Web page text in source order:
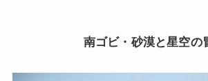
南ゴビ・砂漠と星空の